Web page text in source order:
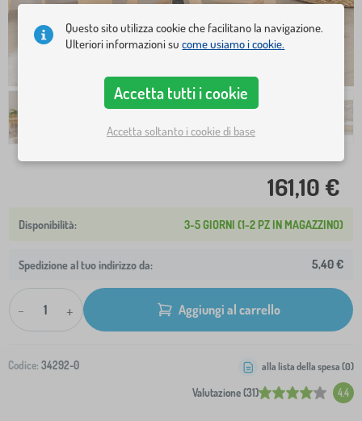
161,10 €
3-5 GIORNI (1-2 PZ IN MAGAZZINO)
Spedizione al tuo indirizzo da: 5,40 €
- + Aggiungi al carrello
Codice: 34292-0
Valutazione (31) 4.4
alla lista della spesa (0)
Questo sito utilizza cookie che facilitano la navigazione.
Ulteriori informazioni sucome usiamo i cookie.
Accetta tutti i cookie
Accetta soltanto i cookie di base